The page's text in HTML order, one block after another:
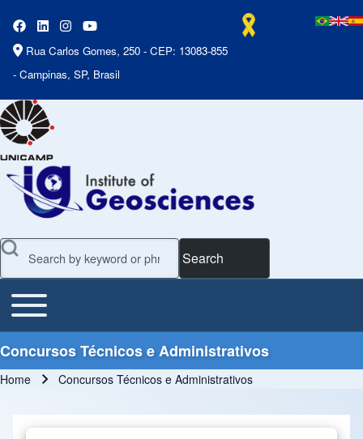
Rua Carlos Gomes, 250 - CEP: 13083-855
- Campinas, SP, Brasil
Search
Main Menu
Toggle main menu
Concursos Técnicos e Administrativos
Home Concursos Técnicos e Administrativos